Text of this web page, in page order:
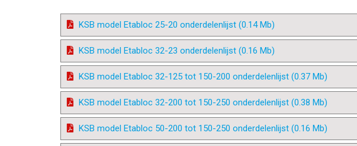
KSB model Etabloc 25-20 onderdelenlijst (0.14 Mb)
KSB model Etabloc 32-23 onderdelenlijst (0.16 Mb)
KSB model Etabloc 32-125 tot 150-200 onderdelenlijst (0.37 Mb)
KSB model Etabloc 32-200 tot 150-250 onderdelenlijst (0.38 Mb)
KSB model Etabloc 50-200 tot 150-250 onderdelenlijst (0.16 Mb)